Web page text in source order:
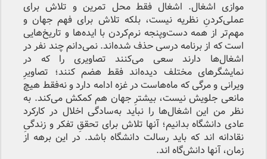
موازی اشغال. اشغال فقط محل تمرین و تلاش برای
عملی‌کردنِ نظریه نیست، بلکه تلاش برای فهم جهان و
مهم‌تر از همه دست‌وپنجه نرم‌کردن با ایده‌ها و تاریخ‌هایی
است که از برنامه درسی حذف شده‌اند. نمی‌دانم چند نفر در
اشغال‌ها دارند سعی می‌کنند تصاویری را که در
نمایشگرهای مختلف دیده‌اند فقط هضم کنند؛ تصاویرِ
ویرانی و مرگی که ماه‌هاست در غزه ادامه دارد و نه‌فقط هیچ
مانعی جلویش نیست، بیشترِ جهان هم کمکش می‌کند. به
نظر من این اشغال‌ها را نباید به‌سادگی اخلال در کارکرد
عادی دانشگاه بدانیم؛ آنها تلاش برای تحققِ تفکر و زندگیِ
نقادانه اند که باید رسالت دانشگاه باشد. در این برهه از
زمان، آنها دانش‌گاه اند.